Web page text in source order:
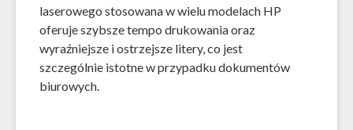
laserowego stosowana w wielu modelach HP
oferuje szybsze tempo drukowania oraz
wyraźniejsze i ostrzejsze litery, co jest
szczególnie istotne w przypadku dokumentów
biurowych.